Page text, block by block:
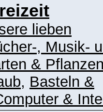
lieben
, Musik-
&
, Basteln &
&